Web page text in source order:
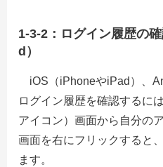
1-3-2：ログイン履歴の
d）
iOS（iPhoneやiPad）、
ログイン履歴を確認するに
アイコン）画面から自分の
画面を右にフリックすると
ます。